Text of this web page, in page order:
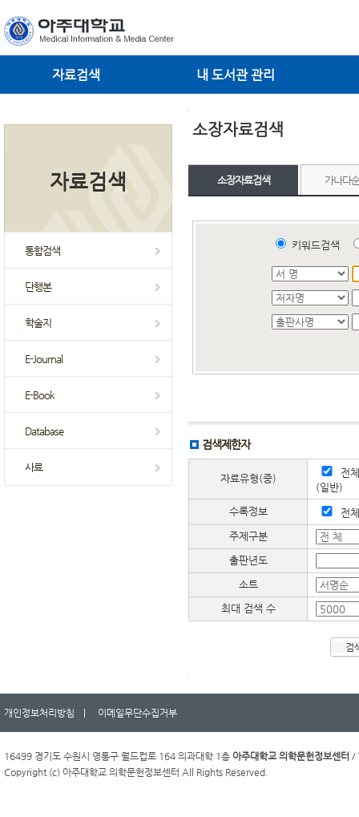
자료검색 내 도서관 관리
자료검색
통합검색
단행본
학술지
E-Journal
E-Book
Database
사료
소장자료검색
소장자료검색 가나다
키워드검색
검색제한자
자료유형(중)
전체
(일반)
수록정보
전체
주제구분
출판년도
소트
최대 검색 수
검
개인정보처리방침 | 이메일무단수집거부
16499 경기도 수원시 영통구 월드컵로 164 의과대학 1층 아주대학교 의학문헌정보센터 /
Copyright (c) 아주대학교 의학문헌정보센터 All Rights Reserved.